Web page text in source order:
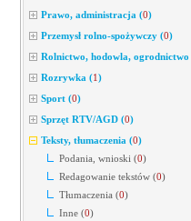
Prawo, administracja (0)
Przemysł rolno-spożywczy (0)
Rolnictwo, hodowla, ogrodnictwo
Rozrywka (1)
Sport (0)
Sprzęt RTV/AGD (0)
Teksty, tłumaczenia (0)
Podania, wnioski (0)
Redagowanie tekstów (0)
Tłumaczenia (0)
Inne (0)